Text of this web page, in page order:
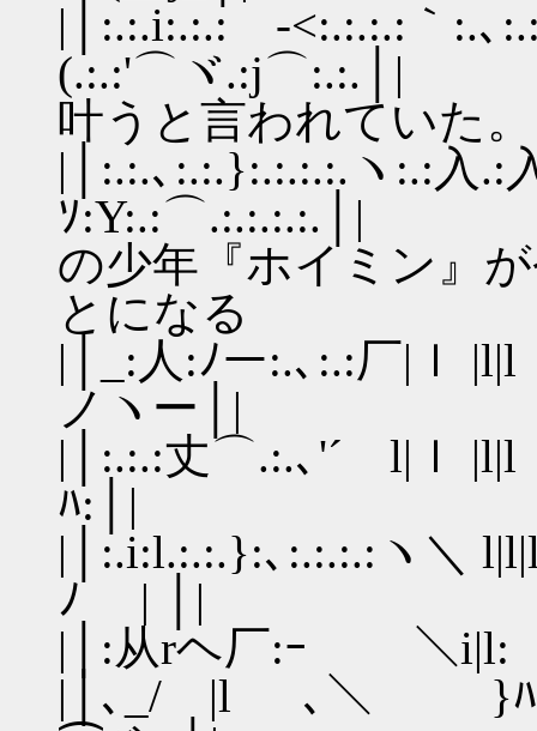
|│:.:.i:.:.:ゝ-<:.:.:.:｀:.､
(.:.:'⌒ヾ.:j⌒:.:.│| 優
叶うと言われていた。
|│:.:.､:.:.}:.:.:.:.ヽ:.:入
ｿ:Y:.:⌒.:.:.:.:.│| そ
の少年『ホイミン』
とになる
|│_:人:ﾉー:.､:.:厂|
ノヽー│|
|│:.:.:丈⌒.:.､'´
ﾊ:│|
|│:.i:l.:.:.}:､
ﾉ | │|
|│:从rヘ厂:ｰ
|│､_/ |l ､＼ }